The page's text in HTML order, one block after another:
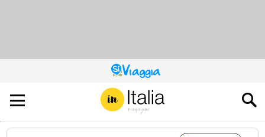
QUESTO
SITO
CONTRIBUISCE
ALL’AUDIENCE
DI